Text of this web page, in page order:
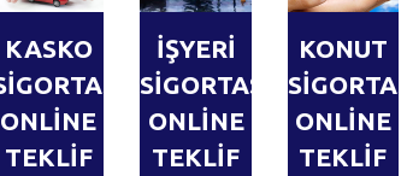
KASKO
ONLİNE
TEKLİF
İŞYERİ
SİGORTASI
ONLİNE
TEKLİF
KONUT
SİGORTASI
ONLİNE
TEKLİF